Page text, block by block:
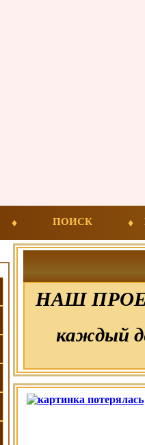
ПОИСК
НАШ
каждый